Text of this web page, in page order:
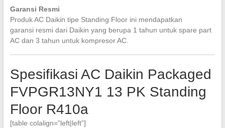
Garansi Resmi
Produk AC Daikin tipe Standing Floor ini mendapatkan
garansi resmi dari Daikin yang berupa 1 tahun untuk spare part
AC dan 3 tahun untuk kompresor AC.
Spesifikasi AC Daikin Packaged
FVPGR13NY1 13 PK Standing
Floor R410a
[table colalign=”left|left”]